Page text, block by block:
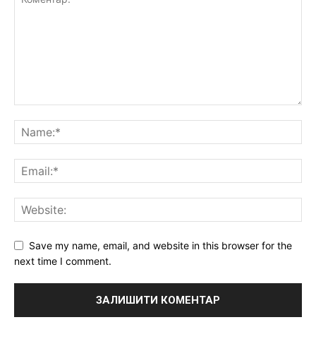
Save my name, email, and website in this browser for the
next time I comment.